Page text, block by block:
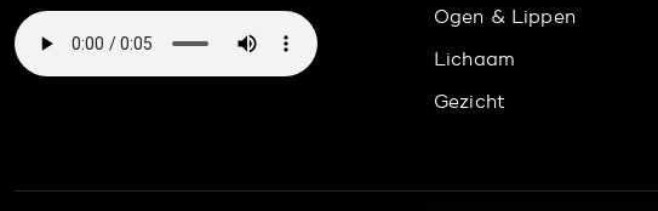
Ogen & Lippen
Lichaam
Gezicht